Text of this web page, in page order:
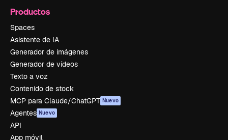
Productos
Spaces
Asistente de IA
Generador de imágenes
Generador de vídeos
Texto a voz
Contenido de stock
MCP para Claude/ChatGPT Nuevo
Agentes Nuevo
API
App móvil